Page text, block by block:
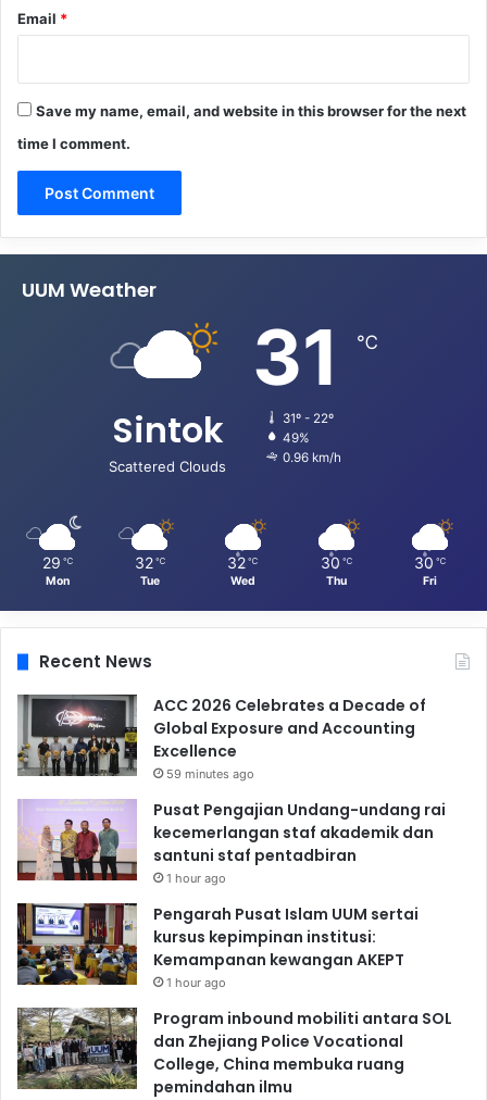
Email *
Save my name, email, and website in this browser for the next
time I comment.
UUM Weather
Sintok
Scattered Clouds
31 ℃
31º - 22º
49%
0.96 km/h
29 ℃
Mon
32 ℃
Tue
32 ℃
Wed
30 ℃
Thu
30 ℃
Fri
Recent News
ACC 2026 Celebrates a Decade of
Global Exposure and Accounting
Excellence
59 minutes ago
Pusat Pengajian Undang-undang rai
kecemerlangan staf akademik dan
santuni staf pentadbiran
1 hour ago
Pengarah Pusat Islam UUM sertai
kursus kepimpinan institusi:
Kemampanan kewangan AKEPT
1 hour ago
Program inbound mobiliti antara SOL
dan Zhejiang Police Vocational
College, China membuka ruang
pemindahan ilmu